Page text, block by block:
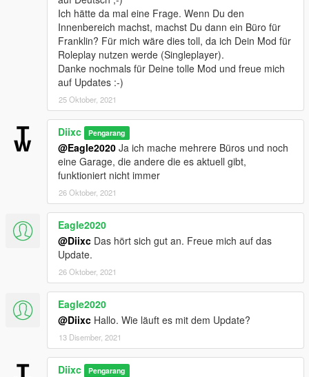
Ich hätte da mal eine Frage. Wenn Du den
Innenbereich machst, machst Du dann ein Büro für
Franklin? Für mich wäre dies toll, da ich Dein Mod für
Roleplay nutzen werde (Singleplayer).
Danke nochmals für Deine tolle Mod und freue mich
auf Updates :-)
25 Oktober, 2021
Diixc Pengarang
@Eagle2020 Ja ich mache mehrere Büros und noch
eine Garage, die andere die es aktuell gibt,
funktioniert nicht immer
26 Oktober, 2021
Eagle2020
@Diixc Das hört sich gut an. Freue mich auf das
Update.
26 Oktober, 2021
Eagle2020
@Diixc Hallo. Wie läuft es mit dem Update?
13 Disember, 2021
Diixc Pengarang